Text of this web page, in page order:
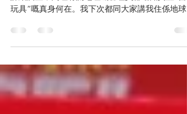
大家好啊！又係我“麟威”啊！今日已實地到了中野
玩具”嘅真身何在。我下次都同大家講我住係地球
嗱，幾型！ 其實已經唔止一個人問過，話我好熟口
緊書時見過我。少爺仔嘅我幾十歲人只試過返四小
時p...